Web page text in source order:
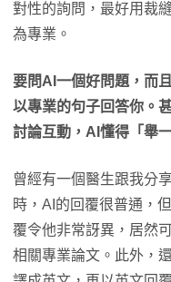
對性的詢問，最好用裁
為專業。
要問AI一個好問題，而
以專業的句子回答你。
討論互動，AI懂得「舉
曾經有一個醫生跟我分
時，AI的回覆很普通，
覆令他非常訝異，居然
相關專業論文。此外，